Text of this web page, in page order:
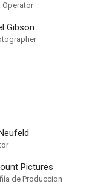
Operator
Gibson
Pictures
de Produccion